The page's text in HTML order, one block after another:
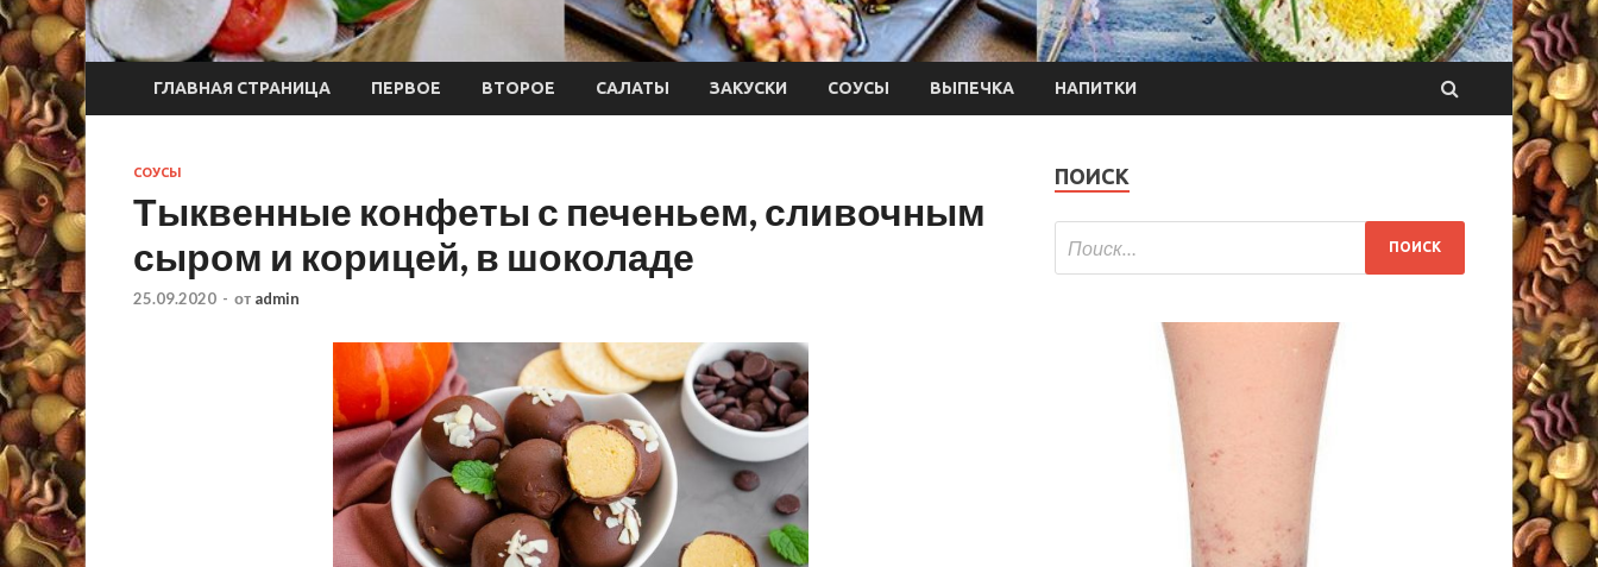
ГЛАВНАЯ СТРАНИЦА ПЕРВОЕ ВТОРОЕ САЛАТЫ ЗАКУСКИ СОУСЫ ВЫПЕЧКА НАПИТКИ
СОУСЫ
Тыквенные конфеты с печеньем, сливочным
сыром и корицей, в шоколаде
25.09.2020 - от admin
ПОИСК